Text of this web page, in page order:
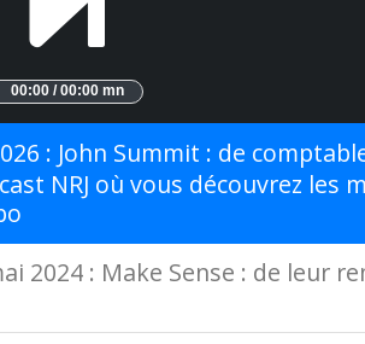
00:00 / 00:00 mn
: John Summit : de
NRJ où vous découvrez les
2024 : Make Sense : de leur